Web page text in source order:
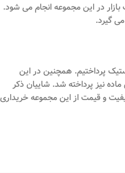
در این مجموعه انجام می شود.
گیرد.
پرداختیم. همچنین در این
نیز پرداخته شد. شاییان ذکر
و قیمت از این مجموعه خریداری